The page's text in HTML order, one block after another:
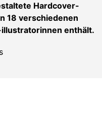
Hardcover-
18 verschiedenen
enthält.